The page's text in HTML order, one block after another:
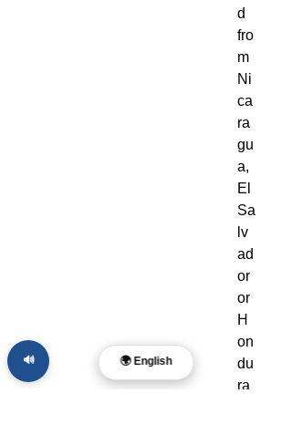
d
fro
m
Ni
ca
ra
gu
a,
El
Sa
lv
ad
or
or
H
on
du
ra
🌍 English
🔊